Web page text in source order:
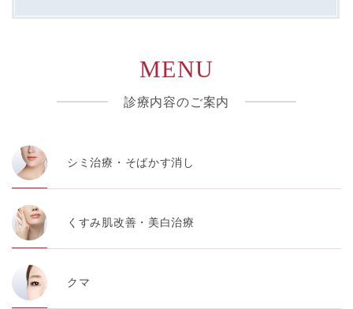
MENU
診療内容のご案内
シミ治療・そばかす消し
くすみ肌改善・美白治療
クマ